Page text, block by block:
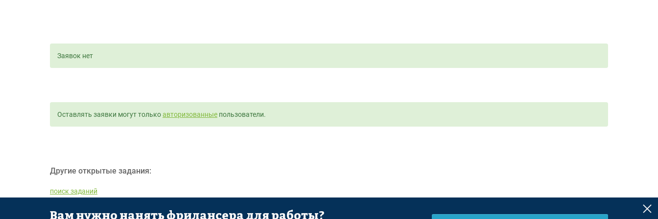
Заявок нет
Оставлять заявки могут толькоавторизованные пользователи.
Другие открытые задания:
поиск заданий
Вам нужно нанять фрилансера для работы?